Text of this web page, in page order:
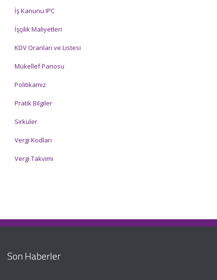
İş Kanunu IPC
İşçilik Maliyetleri
KDV Oranları ve Listesi
Mükellef Panosu
Politikamız
Pratik Bilgiler
Sirküler
Vergi Kodları
Vergi Takvimi
Son Haberler